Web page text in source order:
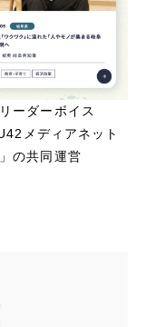
ーダーボイス
メディアネット
の共同運営